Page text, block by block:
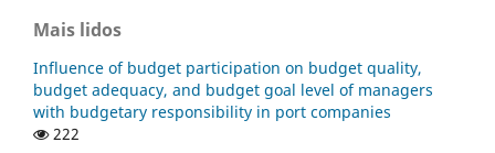
Mais lidos
Influence of budget participation on budget quality,
budget adequacy, and budget goal level of managers
with budgetary responsibility in port companies
222